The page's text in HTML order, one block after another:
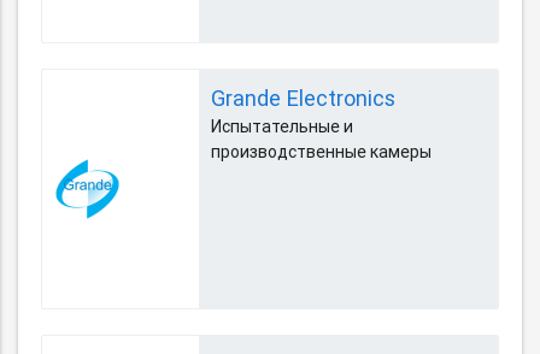
Grande Electronics
Испытательные и
производственные камеры